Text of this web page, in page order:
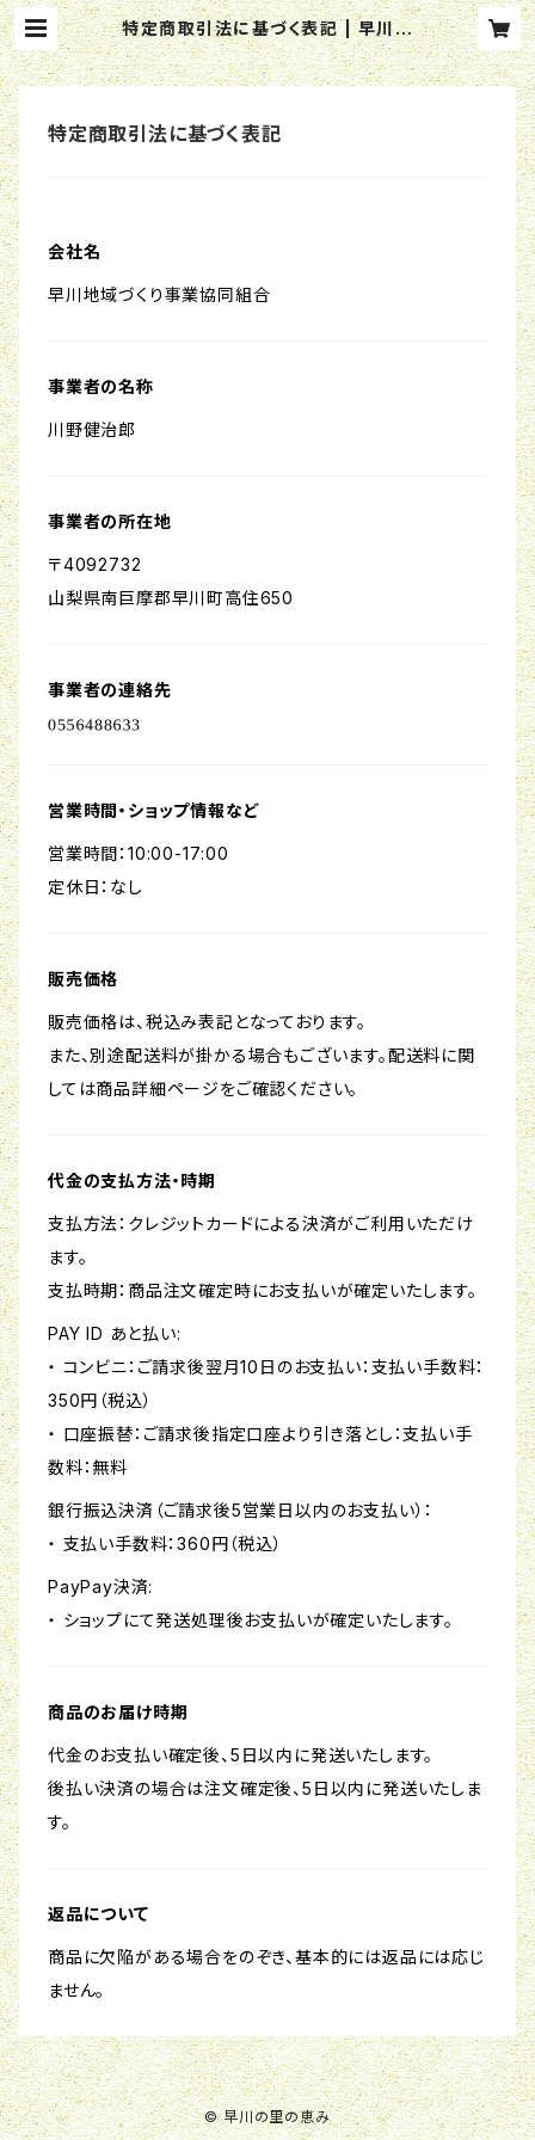
特定商取引法に基づく表記 | 早川の
里の恵み
特定商取引法に基づく表記
会社名
早川地域づくり事業協同組合
事業者の名称
川野健治郎
事業者の所在地
〒4092732
山梨県南巨摩郡早川町高住650
事業者の連絡先
営業時間・ショップ情報など
営業時間：10:00-17:00
定休日：なし
販売価格
販売価格は、税込み表記となっております。
また、別途配送料が掛かる場合もございます。配送料に関
しては商品詳細ページをご確認ください。
代金の支払方法・時期
支払方法：クレジットカードによる決済がご利用いただけ
ます。
支払時期：商品注文確定時にお支払いが確定いたします。
PAY ID あと払い:
・ コンビニ：ご請求後翌月10日のお支払い：支払い手数料：
350円（税込）
・ 口座振替：ご請求後指定口座より引き落とし：支払い手
数料：無料
銀行振込決済（ご請求後5営業日以内のお支払い）：
・ 支払い手数料：360円（税込）
PayPay決済:
・ ショップにて発送処理後お支払いが確定いたします。
商品のお届け時期
代金のお支払い確定後、5日以内に発送いたします。
後払い決済の場合は注文確定後、5日以内に発送いたしま
す。
返品について
商品に欠陥がある場合をのぞき、基本的には返品には応じ
ません。
© 早川の里の恵み